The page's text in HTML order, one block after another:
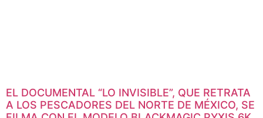
EL DOCUMENTAL “LO INVISIBLE”, QUE RETRATA
A LOS PESCADORES DEL NORTE DE MÉXICO, SE